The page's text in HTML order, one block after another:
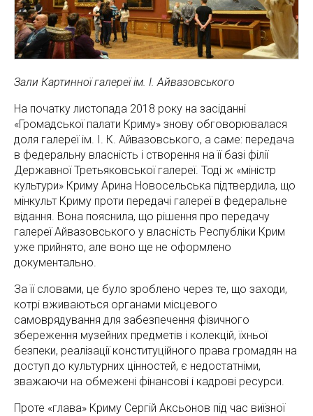
Зали Картинної галереї ім. І. Айвазовського
На початку листопада 2018 року на засіданні
«Громадської палати Криму» знову обговорювалася
доля галереї ім. І. К. Айвазовського, а саме: передача
в федеральну власність і створення на її базі філії
Державної Третьяковської галереї. Тоді ж «міністр
культури» Криму Арина Новосельська підтвердила, що
мінкульт Криму проти передачі галереї в федеральне
відання. Вона пояснила, що рішення про передачу
галереї Айвазовського у власність Республіки Крим
уже прийнято, але воно ще не оформлено
документально.
За її словами, це було зроблено через те, що заходи,
котрі вживаються органами місцевого
самоврядування для забезпечення фізичного
збереження музейних предметів і колекцій, їхньої
безпеки, реалізації конституційного права громадян на
доступ до культурних цінностей, є недостатніми,
зважаючи на обмежені фінансові і кадрові ресурси.
Проте «глава» Криму Сергій Аксьонов під час виїзної